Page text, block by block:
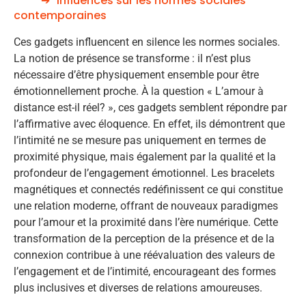
contemporaines
Ces gadgets influencent en silence les normes sociales.
La notion de présence se transforme : il n’est plus
nécessaire d’être physiquement ensemble pour être
émotionnellement proche. À la question « L’amour à
distance est-il réel? », ces gadgets semblent répondre par
l’affirmative avec éloquence. En effet, ils démontrent que
l’intimité ne se mesure pas uniquement en termes de
proximité physique, mais également par la qualité et la
profondeur de l’engagement émotionnel. Les bracelets
magnétiques et connectés redéfinissent ce qui constitue
une relation moderne, offrant de nouveaux paradigmes
pour l’amour et la proximité dans l’ère numérique. Cette
transformation de la perception de la présence et de la
connexion contribue à une réévaluation des valeurs de
l’engagement et de l’intimité, encourageant des formes
plus inclusives et diverses de relations amoureuses.